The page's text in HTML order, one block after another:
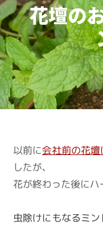
花壇の
以前に会社前の花
したが、
花が終わった後にハ
虫除けにもなるミ